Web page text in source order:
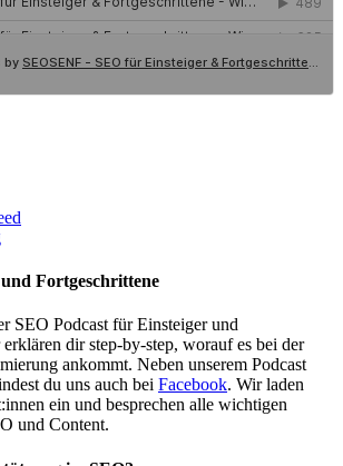
Fortgeschrittene
SEO Podcast für Einsteiger und
dir step-by-step, worauf es bei der
ankommt. Neben unserem Podcast
du uns auch bei Facebook. Wir laden
ein und besprechen alle wichtigen
und Content.